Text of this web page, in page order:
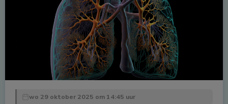
wo 29 oktober 2025 om 14:45 uur